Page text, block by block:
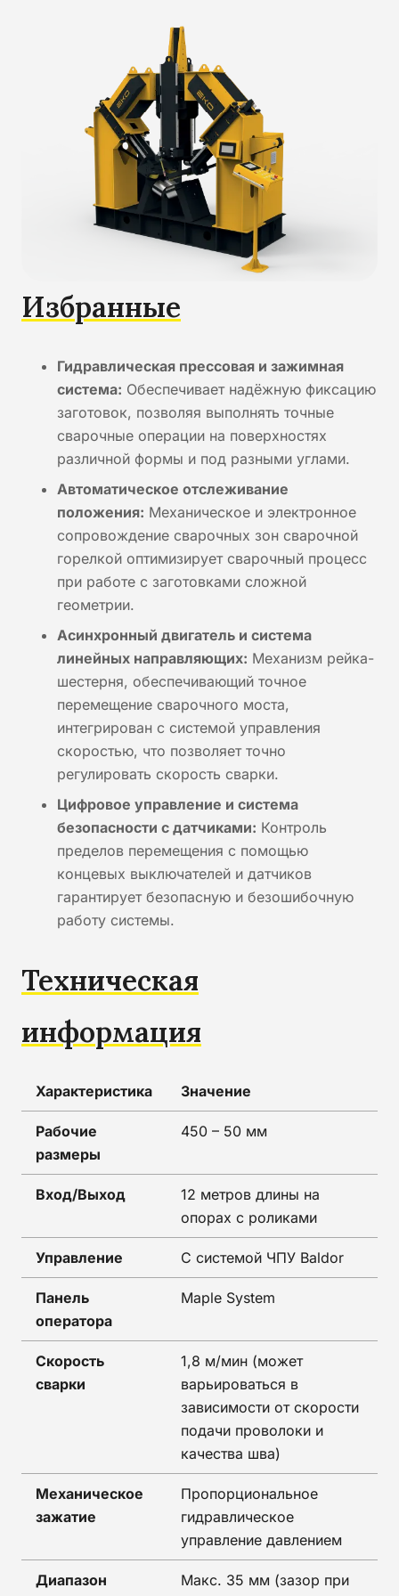
Избранные
Гидравлическая прессовая и зажимная
система: Обеспечивает надёжную фиксацию
заготовок, позволяя выполнять точные
сварочные операции на поверхностях
различной формы и под разными углами.
Автоматическое отслеживание
положения: Механическое и электронное
сопровождение сварочных зон сварочной
горелкой оптимизирует сварочный процесс
при работе с заготовками сложной
геометрии.
Асинхронный двигатель и система
линейных направляющих: Механизм рейка-
шестерня, обеспечивающий точное
перемещение сварочного моста,
интегрирован с системой управления
скоростью, что позволяет точно
регулировать скорость сварки.
Цифровое управление и система
безопасности с датчиками: Контроль
пределов перемещения с помощью
концевых выключателей и датчиков
гарантирует безопасную и безошибочную
работу системы.
Техническая
информация
Характеристика Значение
Рабочие
размеры
450 – 50 мм
Вход/Выход
12 метров длины на
опорах с роликами
Управление С системой ЧПУ Baldor
Панель
оператора
Maple System
Скорость
сварки
1,8 м/мин (может
варьироваться в
зависимости от скорости
подачи проволоки и
качества шва)
Механическое
зажатие
Пропорциональное
гидравлическое
управление давлением
Диапазон
Макс. 35 мм (зазор при